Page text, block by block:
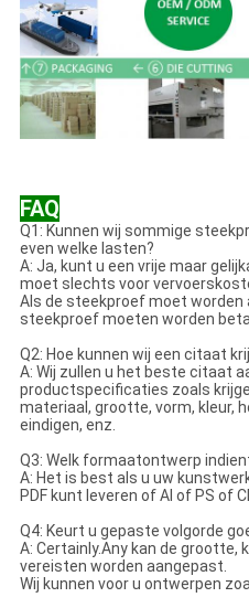
FAQ
Q1: Kunnen wij sommige
even welke lasten?
A: Ja, kunt u een vrije maar
moet slechts voor
Als de steekproef moet worden
steekproef moeten worden
Q2: Hoe kunnen wij een citaat
A: Wij zullen u het beste citaat
productspecificaties zoals
materiaal, grootte, vorm, kleur,
eindigen, enz.
Q3: Welk formaatontwerp
A: Het is best als u uw
PDF kunt leveren of AI of PS of
Q4: Keurt u gepaste volgorde
A: Certainly.Any kan de grootte,
vereisten worden aangepast.
Wij kunnen voor u ontwerpen